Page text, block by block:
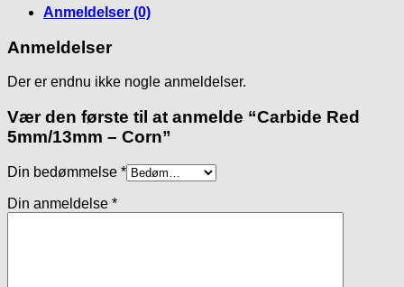
Anmeldelser (0)
Anmeldelser
Der er endnu ikke nogle anmeldelser.
Vær den første til at anmelde “Carbide Red
5mm/13mm – Corn”
Din bedømmelse *
Din anmeldelse *